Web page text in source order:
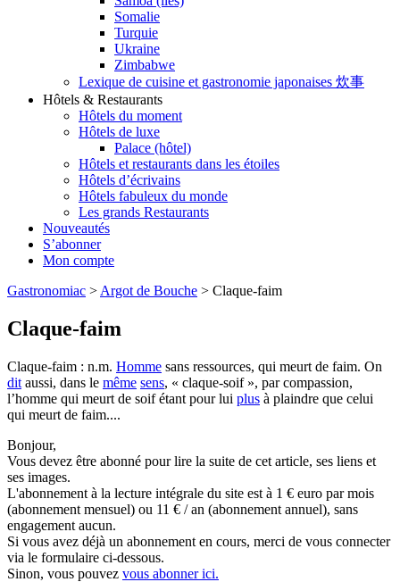
Somalie
Turquie
Ukraine
Zimbabwe
Lexique de cuisine et gastronomie japonaises 炊事
Hôtels & Restaurants
Hôtels du moment
Hôtels de luxe
Palace (hôtel)
Hôtels et restaurants dans les étoiles
Hôtels d’écrivains
Hôtels fabuleux du monde
Les grands Restaurants
Nouveautés
S’abonner
Mon compte
Gastronomiac > Argot de Bouche > Claque-faim
Claque-faim
Claque-faim : n.m. Homme sans ressources, qui meurt de faim. On
dit aussi, dans le même sens, « claque-soif », par compassion,
l’homme qui meurt de soif étant pour lui plus à plaindre que celui
qui meurt de faim....
Bonjour,
Vous devez être abonné pour lire la suite de cet article, ses liens et
ses images.
L'abonnement à la lecture intégrale du site est à 1 € euro par mois
(abonnement mensuel) ou 11 € / an (abonnement annuel), sans
engagement aucun.
Si vous avez déjà un abonnement en cours, merci de vous connecter
via le formulaire ci-dessous.
Sinon, vous pouvez vous abonner ici.